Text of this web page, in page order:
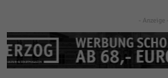
- Anzeige -
um personalisierte Werbung anzuzeigen.
über Websites hinweg verfolgen.
Cookie-